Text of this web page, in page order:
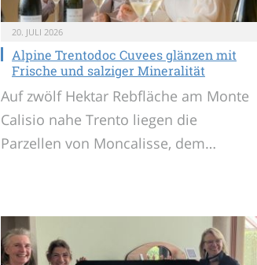
20. JULI 2026
Alpine Trentodoc Cuvees glänzen mit
Frische und salziger Mineralität
Auf zwölf Hektar Rebfläche am Monte
Calisio nahe Trento liegen die
Parzellen von Moncalisse, dem…